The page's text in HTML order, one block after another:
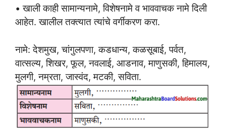
• खाली काही सामान्यनामे, विशेषनामे व भाववाचक नामे दिली
आहेत. खालील तक्त्यात त्यांचे वर्गीकरण करा.
नामे: देशमुख, चांगुलपणा, कडधान्य, कळसूबाई, पर्वत,
वात्सल्य, शिखर, फूल, नवलाई, आडनाव, माणुसकी, हिमालय,
मुलगी, नम्रता, जास्वंद, मटकी, सविता.